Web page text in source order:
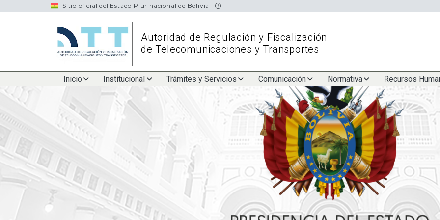
Sitio oficial del Estado Plurinacional de Bolivia
Autoridad de Regulación y Fiscalización
de Telecomunicaciones y Transportes
Main
navigation
Inicio Institucional Trámites y Servicios Comunicación Normativa Recursos
navigation
TRANSPORTES
Velando por tu seguridad
CONOCE MÁS...